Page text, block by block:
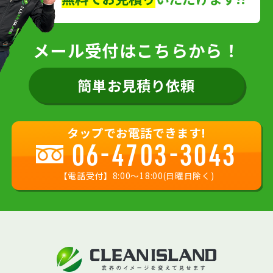
メール受付はこちらから！
簡単お見積り依頼
タップでお電話できます!
06-4703-3043
【電話受付】8:00〜18:00(日曜日除く)